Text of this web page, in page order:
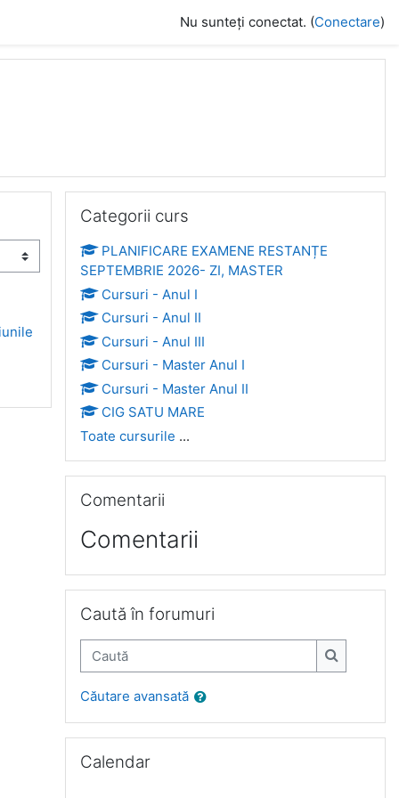
Nu sunteți conectat. (Conectare)
Categorii curs
PLANIFICARE EXAMENE RESTANȚE
SEPTEMBRIE 2026- ZI, MASTER
Cursuri - Anul I
Cursuri - Anul II
Cursuri - Anul III
Cursuri - Master Anul I
Cursuri - Master Anul II
CIG SATU MARE
Toate cursurile ...
Comentarii
Comentarii
Caută în forumuri
Caută
Caută
Căutare avansată
Calendar